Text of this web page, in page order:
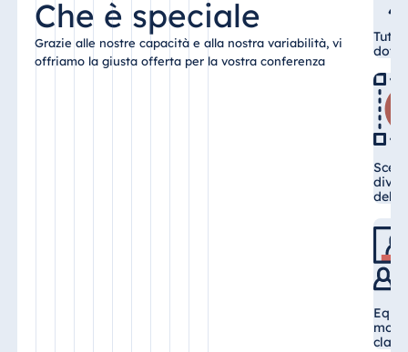
Malta
Antonine Hotel &
Spa Malta
Che è speciale
Grazie alle nostre capacità e alla nostra variabilità, vi
offriamo la giusta offerta per la vostra conferenza
Tutte
delle